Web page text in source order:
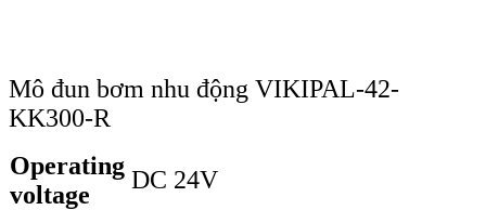
Mô đun bơm nhu động VIKIPAL-42-
KK300-R
Operating
voltage
DC 24V